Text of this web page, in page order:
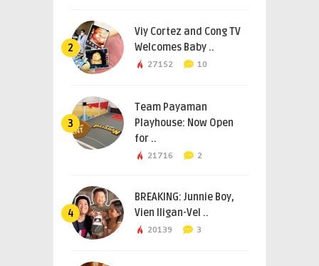
2
Viy Cortez and Cong TV
Welcomes Baby ..
27152 10
3
Team Payaman
Playhouse: Now Open
for ..
21716 2
4
BREAKING: Junnie Boy,
Vien Iligan-Vel ..
20139 3